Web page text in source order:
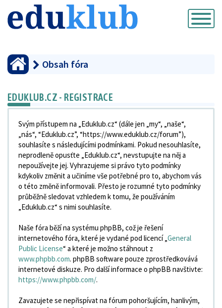
Přepnout
navigaci
Obsah fóra
EDUKLUB.CZ - REGISTRACE
Svým přístupem na „Eduklub.cz“ (dále jen „my“, „naše“,
„nás“, “Eduklub.cz”, “https://www.eduklub.cz/forum”),
souhlasíte s následujícími podmínkami. Pokud nesouhlasíte,
neprodleně opusťte „Eduklub.cz“, nevstupujte na něj a
nepoužívejte jej. Vyhrazujeme si právo tyto podmínky
kdykoliv změnit a učiníme vše potřebné pro to, abychom vás
o této změně informovali. Přesto je rozumné tyto podmínky
průběžně sledovat vzhledem k tomu, že používáním
„Eduklub.cz“ s nimi souhlasíte.
Naše fóra běží na systému phpBB, což je řešení
internetového fóra, které je vydané pod licencí „General
Public License“ a které je možno stáhnout z
www.phpbb.com. phpBB software pouze zprostředkovává
internetové diskuze. Pro další informace o phpBB navštivte:
https://www.phpbb.com/.
Zavazujete se nepřispívat na fórum pohoršujícím, hanlivým,